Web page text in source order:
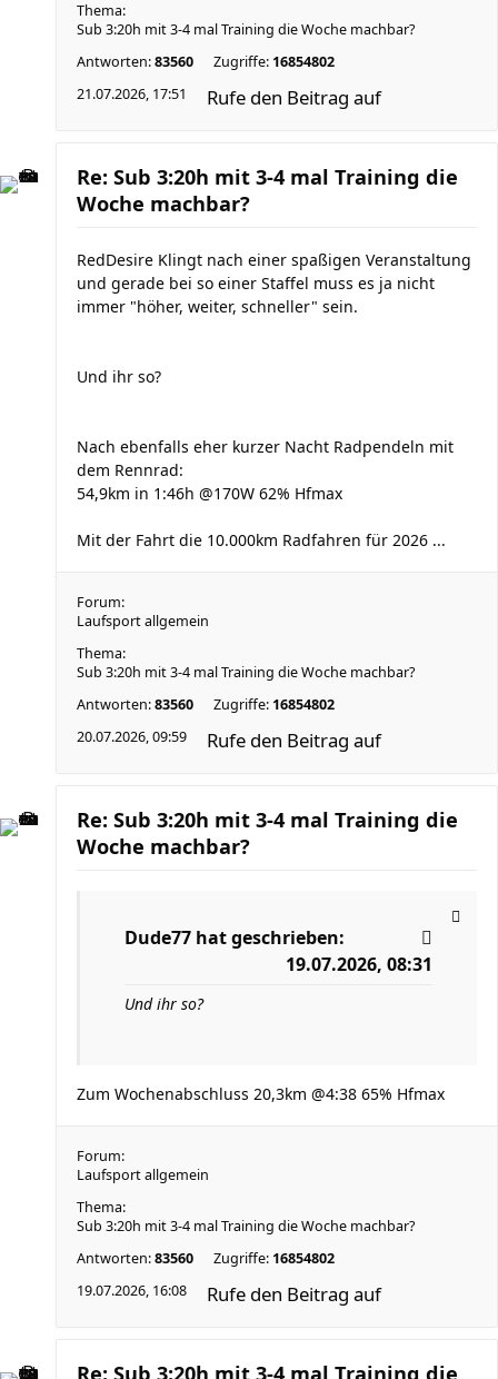
Thema:
Sub 3:20h mit 3-4 mal Training die Woche machbar?
Antworten:83560 Zugriffe: 16854802
21.07.2026, 17:51
Rufe den Beitrag auf
Re: Sub 3:20h mit 3-4 mal Training die
Woche machbar?
RedDesire Klingt nach einer spaßigen Veranstaltung
und gerade bei so einer Staffel muss es ja nicht
immer "höher, weiter, schneller" sein.
Und ihr so?
Nach ebenfalls eher kurzer Nacht Radpendeln mit
dem Rennrad:
54,9km in 1:46h @170W 62% Hfmax
Mit der Fahrt die 10.000km Radfahren für 2026 ...
Forum:
Laufsport allgemein
Thema:
Sub 3:20h mit 3-4 mal Training die Woche machbar?
Antworten:83560 Zugriffe: 16854802
20.07.2026, 09:59
Rufe den Beitrag auf
Re: Sub 3:20h mit 3-4 mal Training die
Woche machbar?
Dude77 hat geschrieben:
19.07.2026, 08:31
Und ihr so?
Zum Wochenabschluss 20,3km @4:38 65% Hfmax
Forum:
Laufsport allgemein
Thema:
Sub 3:20h mit 3-4 mal Training die Woche machbar?
Antworten:83560 Zugriffe: 16854802
19.07.2026, 16:08
Rufe den Beitrag auf
Re: Sub 3:20h mit 3-4 mal Training die